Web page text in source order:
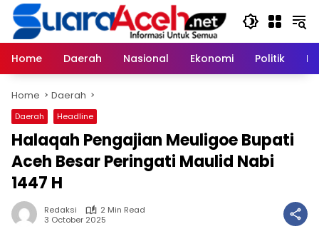
Skip
content
Home
Daerah Nasional Ekonomi Politik
Home Daerah
Daerah Headline
Halaqah Pengajian Meuligoe Bupati
Aceh Besar Peringati Maulid Nabi
1447 H
Redaksi
2 Min Read
3 October 2025